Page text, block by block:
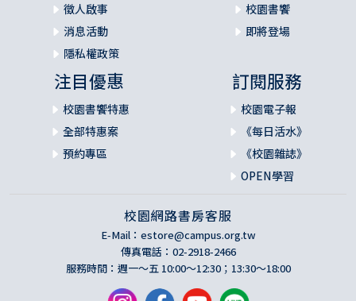
徵人啟事
消息活動
隱私權政策
校園書饗
即將登場
注目優惠
校園書饗特惠
全部特惠案
預約專區
訂閱服務
校園電子報
《每日活水》
《校園雜誌》
OPEN學習
校園網路書房客服
E-Mail： estore@campus.org.tw
傳真電話：02-2918-2466
服務時間：週一～五 10:00～12:30；13:30～18:00